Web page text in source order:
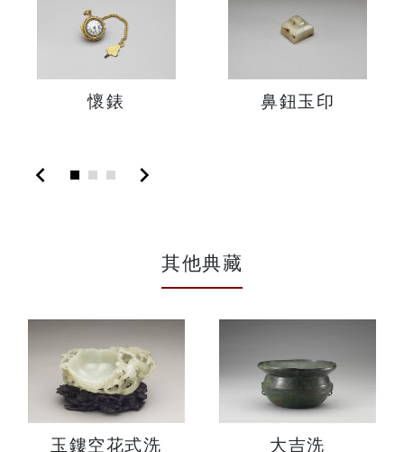
懷錶 鼻鈕玉印
chevron_left chevron_right
其他典藏
玉鏤空花式洗 大吉洗